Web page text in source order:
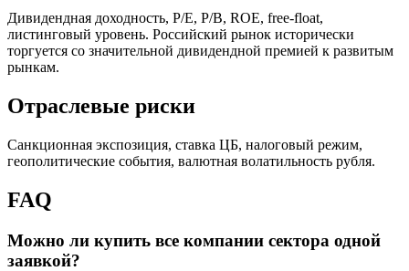
Дивидендная доходность, P/E, P/B, ROE, free-float,
листинговый уровень. Российский рынок исторически
торгуется со значительной дивидендной премией к развитым
рынкам.
Отраслевые риски
Санкционная экспозиция, ставка ЦБ, налоговый режим,
геополитические события, валютная волатильность рубля.
FAQ
Можно ли купить все компании сектора одной
заявкой?